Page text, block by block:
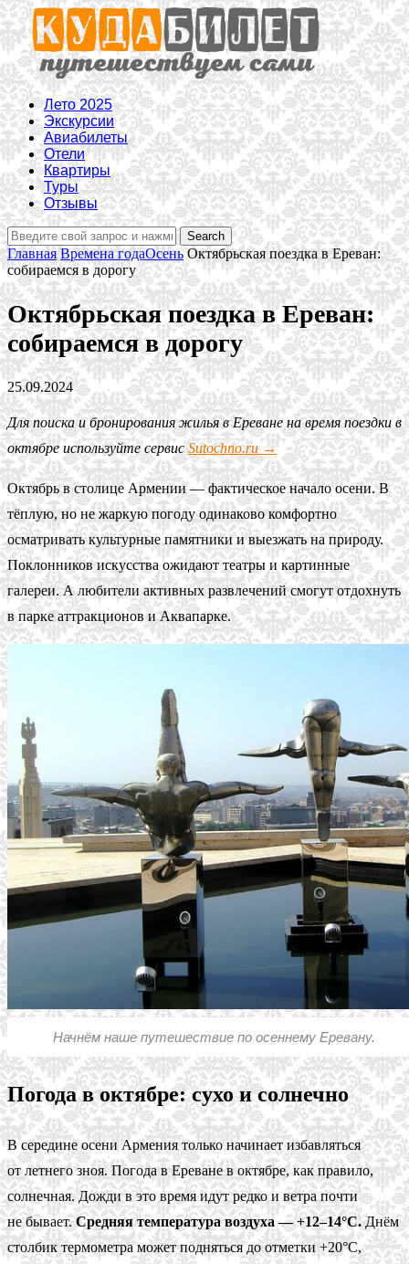
Лето 2025
Экскурсии
Авиабилеты
Отели
Квартиры
Туры
Отзывы
Главная Времена годаОсень Октябрьская поездка в Ереван:
собираемся в дорогу
Октябрьская поездка в Ереван:
собираемся в дорогу
25.09.2024
Для поиска и бронирования жилья в Ереване на время поездки в
октябре используйте сервисSutochno.ru →
Октябрь в столице Армении — фактическое начало осени. В
тёплую, но не жаркую погоду одинаково комфортно
осматривать культурные памятники и выезжать на природу.
Поклонников искусства ожидают театры и картинные
галереи. А любители активных развлечений смогут отдохнуть
в парке аттракционов и Аквапарке.
Начнём наше путешествие по осеннему Еревану.
Погода в октябре: сухо и солнечно
В середине осени Армения только начинает избавляться
от летнего зноя. Погода в Ереване в октябре, как правило,
солнечная. Дожди в это время идут редко и ветра почти
не бывает.Средняя температура воздуха — +12–14°C.Днём
столбик термометра может подняться до отметки +20°C,